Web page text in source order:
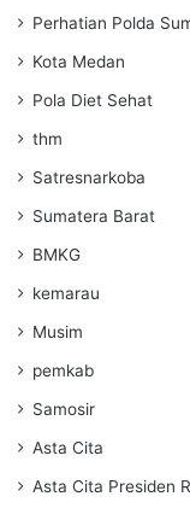
Perhatian Polda
Kota Medan
Pola Diet Sehat
thm
Satresnarkoba
Sumatera Barat
BMKG
kemarau
Musim
pemkab
Samosir
Asta Cita
Asta Cita Presiden